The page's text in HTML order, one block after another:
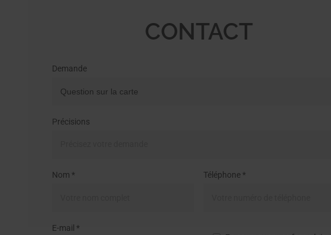
CONTACT
Demande
Précisions
Nom * Téléphone *
E-mail *